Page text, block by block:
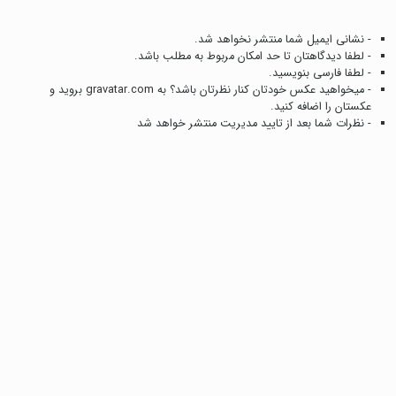
- نشانی ایمیل شما منتشر نخواهد شد.
- لطفا دیدگاهتان تا حد امکان مربوط به مطلب باشد.
- لطفا فارسی بنویسید.
- میخواهید عکس خودتان کنار نظرتان باشد؟ به gravatar.com بروید و
عکستان را اضافه کنید.
- نظرات شما بعد از تایید مدیریت منتشر خواهد شد